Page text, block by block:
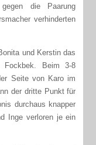
die Paarung
verhinderten
und Kerstin das
Fockbek. Beim 3-8
Seite von Karo im
der dritte Punkt für
durchaus knapper
Inge verloren je ein